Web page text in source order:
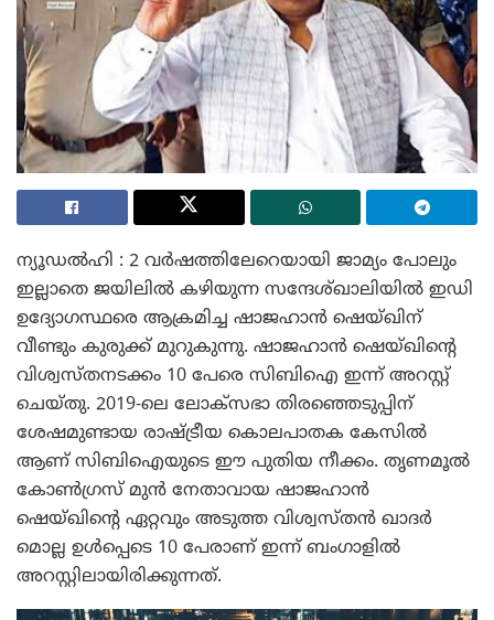
ന്യൂഡൽഹി : 2 വർഷത്തിലേറെയായി ജാമ്യം പോലും
ഇല്ലാതെ ജയിലിൽ കഴിയുന്ന സന്ദേശ്ഖാലിയിൽ ഇഡി
ഉദ്യോഗസ്ഥരെ ആക്രമിച്ച ഷാജഹാൻ ഷെയ്ഖിന്
വീണ്ടും കുരുക്ക് മുറുകുന്നു. ഷാജഹാൻ ഷെയ്ഖിന്റെ
വിശ്വസ്തനടക്കം 10 പേരെ സിബിഐ ഇന്ന് അറസ്റ്റ്
ചെയ്തു. 2019-ലെ ലോക്സഭാ തിരഞ്ഞെടുപ്പിന്
ശേഷമുണ്ടായ രാഷ്ട്രീയ കൊലപാതക കേസിൽ
ആണ് സിബിഐയുടെ ഈ പുതിയ നീക്കം. തൃണമൂൽ
കോൺഗ്രസ് മുൻ നേതാവായ ഷാജഹാൻ
ഷെയ്ഖിന്റെ ഏറ്റവും അടുത്ത വിശ്വസ്തൻ ഖാദർ
മൊല്ല ഉൾപ്പെടെ 10 പേരാണ് ഇന്ന് ബംഗാളിൽ
അറസ്റ്റിലായിരിക്കുന്നത്.